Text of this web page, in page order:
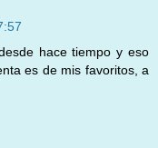
hace tiempo y eso
es de mis favoritos, a